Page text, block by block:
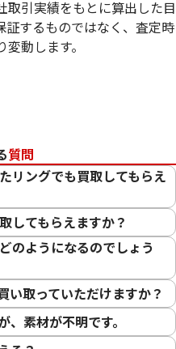
取引実績をもとに算出した目
証するものではなく、査定時
動します。
質問
リングでも買取してもらえ
してもらえますか？
のようになるのでしょう
い取っていただけますか？
、素材が不明です。